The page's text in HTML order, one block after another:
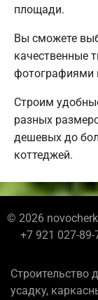
площади.
Вы сможете
качественные
фотографиями
Строим
разных
дешевых до
коттеджей.
© 2026
+7 921 027-89-
усадку,